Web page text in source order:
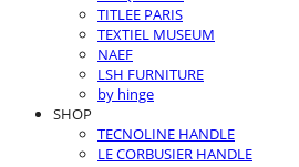
TITLEE PARIS
TEXTIEL MUSEUM
NAEF
LSH FURNITURE
by hinge
SHOP
TECNOLINE HANDLE
LE CORBUSIER HANDLE